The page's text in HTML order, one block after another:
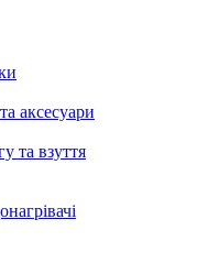
аксесуари
та взуття